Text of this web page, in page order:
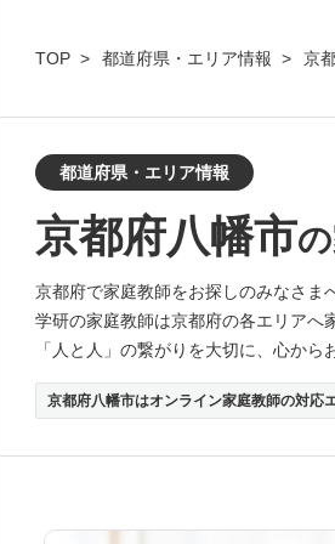
TOP 都道府県・エリア情報 京
都道府県・エリア情報
京都府八幡市
京都府で家庭教師をお探しのみなさまへ
学研の家庭教師は京都府の各エリアへ
「人と人」の繋がりを大切に、心から
京都府八幡市はオンライン家庭教師の対応